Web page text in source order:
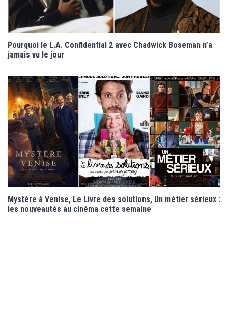
Pourquoi le L.A. Confidential 2 avec Chadwick Boseman n’a
jamais vu le jour
Mystère à Venise, Le Livre des solutions, Un métier sérieux :
les nouveautés au cinéma cette semaine